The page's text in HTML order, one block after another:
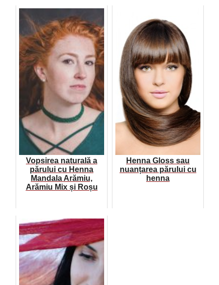
Vopsirea naturală a
părului cu Henna
Mandala Arămiu,
Arămiu Mix și Roșu
Henna Gloss sau
nuanțarea părului cu
henna